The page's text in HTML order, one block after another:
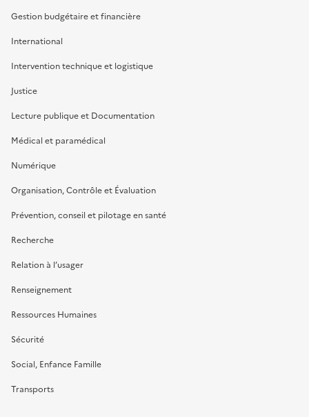
Gestion budgétaire et financière
International
Intervention technique et logistique
Justice
Lecture publique et Documentation
Médical et paramédical
Numérique
Organisation, Contrôle et Évaluation
Prévention, conseil et pilotage en santé
Recherche
Relation à l’usager
Renseignement
Ressources Humaines
Sécurité
Social, Enfance Famille
Transports